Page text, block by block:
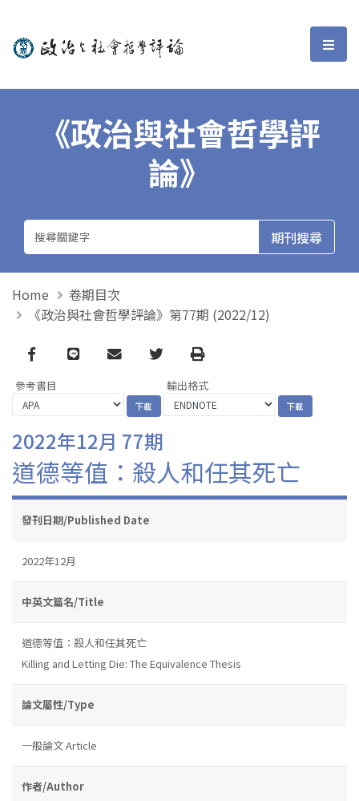
政治與社會哲學評論 選
《政治與社會哲學評
論》
Home
卷期目次
《政治與社會哲學評論》第77期 (2022/12)
Facebook
line email TwitterPrint
參考書目 輸出格式
2022年12月 77期
道德等值：殺人和任其死亡
發刊日期/Published Date
2022年12月
中英文篇名/Title
道德等值：殺人和任其死亡
Killing and Letting Die: The Equivalence Thesis
論文屬性/Type
一般論文 Article
作者/Author